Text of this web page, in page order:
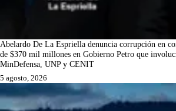
Abelardo De La Espriella denuncia corrupción en
de $370 mil millones en Gobierno Petro que
MinDefensa, UNP y CENIT
5 agosto, 2026